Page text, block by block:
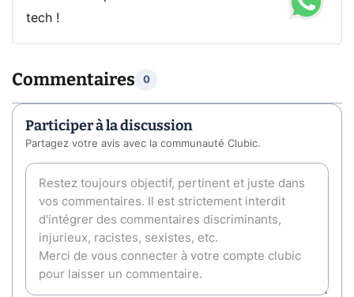
tech !
Commentaires 0
Participer à la discussion
Partagez votre avis avec la communauté Clubic.